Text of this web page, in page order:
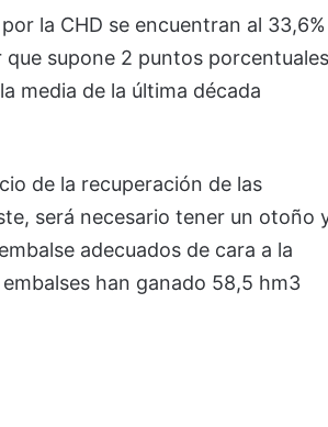
la CHD se encuentran al 33,6%
supone 2 puntos porcentuales
media de la última década
de la recuperación de las
será necesario tener un otoño
adecuados de cara a la
han ganado 58,5 hm3